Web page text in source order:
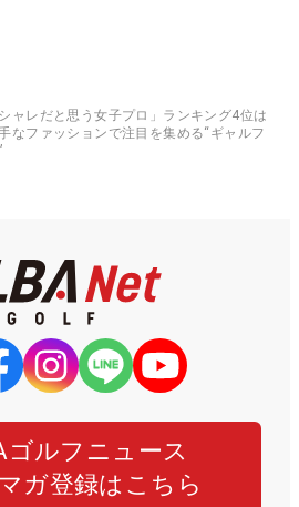
シャレだと思う女子プロ」ランキング4位は
なファッションで注目を集める“ギャルフ
ゴルフニュース
ガ登録はこちら